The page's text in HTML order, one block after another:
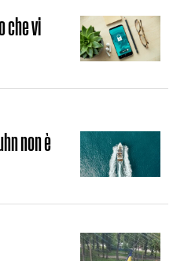
che vi
non è